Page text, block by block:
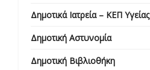
Δημοτικά Ιατρεία – ΚΕΠ Υγείας
Δημοτική Αστυνομία
Δημοτική Βιβλιοθήκη